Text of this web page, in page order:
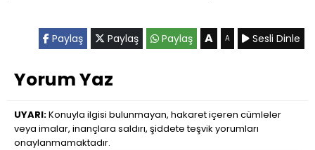
Paylaş Paylaş Paylaş A A Sesli Dinle
Yorum Yaz
UYARI:Konuyla ilgisi bulunmayan, hakaret içeren cümleler
veya imalar, inançlara saldırı, şiddete teşvik yorumları
onaylanmamaktadır.